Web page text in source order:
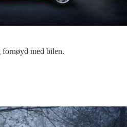
fornøyd med bilen.